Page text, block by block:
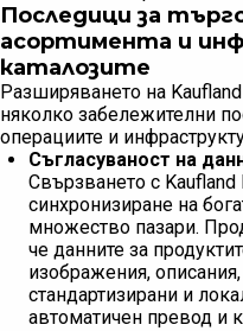
Последици за
асортимента и
каталозите
Разширяването на
няколко забележителни
операциите и
Съгласуваност на
Свързването с
синхронизиране на
множество пазари.
че данните за
изображения,
стандартизирани и
автоматичен превод и